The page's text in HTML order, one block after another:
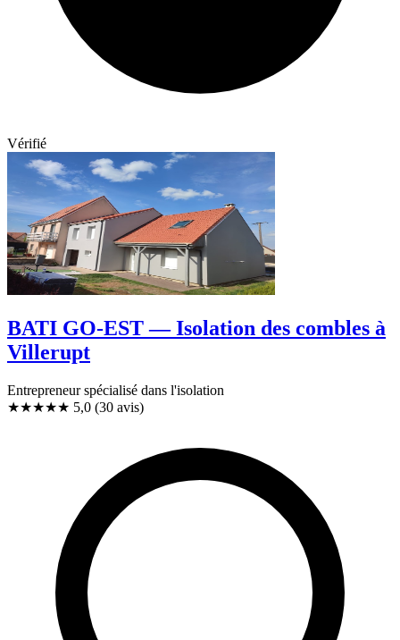
Vérifié
BATI GO-EST — Isolation des combles à
Villerupt
Entrepreneur spécialisé dans l'isolation
★★★★★ 5,0 (30 avis)